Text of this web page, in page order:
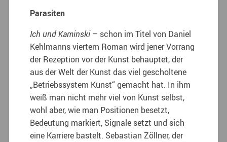
Parasiten
Ich und Kaminski– schon im Titel von Daniel
Kehlmanns viertem Roman wird jener Vorrang
der Rezeption vor der Kunst behauptet, der
aus der Welt der Kunst das viel gescholtene
„Betriebssystem Kunst“ gemacht hat. In ihm
weiß man nicht mehr viel von Kunst selbst,
wohl aber, wie man Positionen besetzt,
Bedeutung markiert, Signale setzt und sich
eine Karriere bastelt. Sebastian Zöllner, der